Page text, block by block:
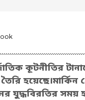
কূটনীতির
হয়েছে।মার্কিন
যুদ্ধবিরতির